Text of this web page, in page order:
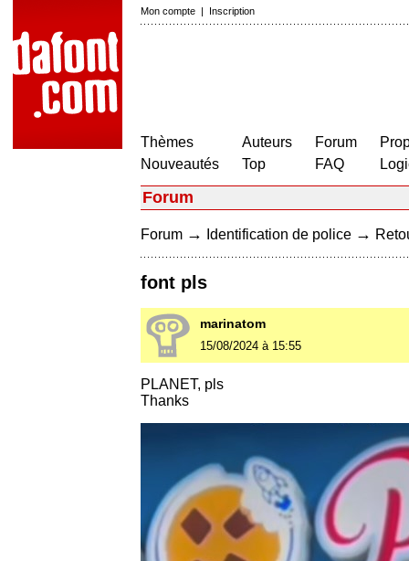
Mon compte | Inscription
Thèmes
Nouveautés
Auteurs
Top
Forum
FAQ
Forum
Forum → Identification de police →
font pls
marinatom
15/08/2024 à 15:55
PLANET, pls
Thanks